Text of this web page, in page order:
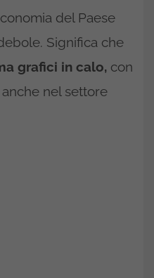
del Paese
Significa che
grafici in calo, con
nel settore